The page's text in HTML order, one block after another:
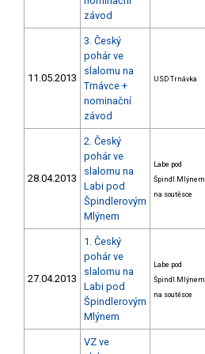
závod
11.05.2013
3. Český
pohár ve
slalomu na
Trnávce +
nominační
závod
USD Trnávka
28.04.2013
2. Český
pohár ve
slalomu na
Labi pod
Špindlerovým
Mlýnem
Labe pod
Špindl.Mlýnem
na soutěsce
27.04.2013
1. Český
pohár ve
slalomu na
Labi pod
Špindlerovým
Mlýnem
Labe pod
Špindl.Mlýnem
na soutěsce
VZ ve